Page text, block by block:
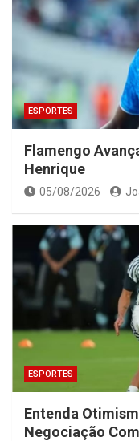
ESPORTES
Flamengo
Henrique
05/08/2026
ESPORTES
Entenda
Negociação